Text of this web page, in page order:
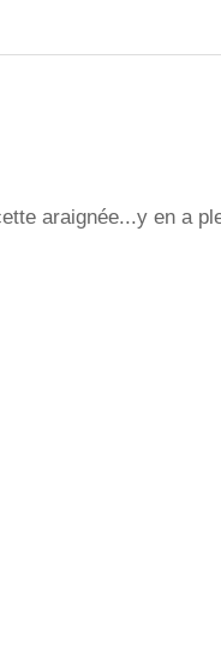
araignée...y en a